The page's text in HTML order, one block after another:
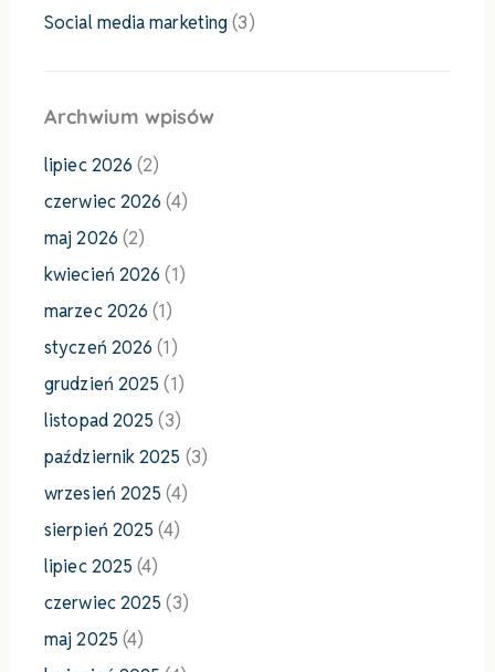
Social media marketing (3)
Archwium wpisów
lipiec 2026 (2)
czerwiec 2026 (4)
maj 2026 (2)
kwiecień 2026 (1)
marzec 2026 (1)
styczeń 2026 (1)
grudzień 2025 (1)
listopad 2025 (3)
październik 2025 (3)
wrzesień 2025 (4)
sierpień 2025 (4)
lipiec 2025 (4)
czerwiec 2025 (3)
maj 2025 (4)